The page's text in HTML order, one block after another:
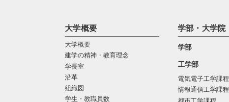
大学概要
大学概要
建学の精神・教育理念
学長室
沿革
組織図
学生・教職員数
学部・大学院
学部
工学部
電気電子工学課程
情報通信工学課程